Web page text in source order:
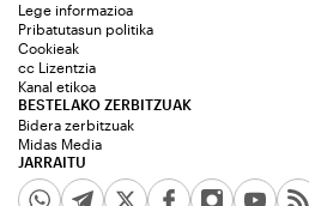
JARRAITU
Lege informazioa
Pribatutasun politika
Cookieak
cc Lizentzia
Kanal etikoa
BESTELAKO ZERBITZUAK
Bidera zerbitzuak
Midas Media